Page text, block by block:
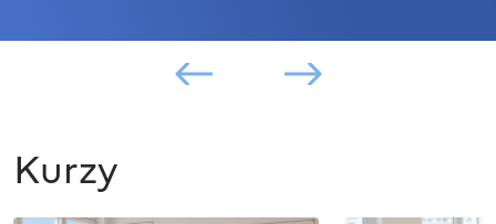
Kurzy